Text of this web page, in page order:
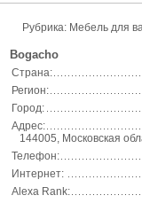
Рубрика: Мебель для
Bogacho
Страна:
Регион:
Город:
Адрес:
144005, Московская
Телефон:
Интернет:
Alexa Rank: